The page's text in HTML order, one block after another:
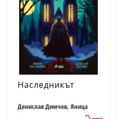
Наследникът
Денислав Димчев, Яница